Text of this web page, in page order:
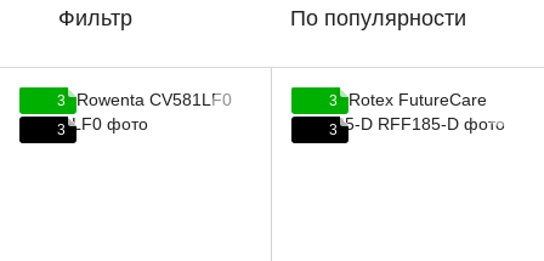
Фильтр По популярности
3
3
3
3